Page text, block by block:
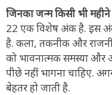
जिनका जन्म किसी भी
22 एक विशेष अंक है. इस
है. कला, तकनीक और
को भावनात्मक समस्या
पीछे नहीं भागना चाहिए.
बेहतर हो जाती है.